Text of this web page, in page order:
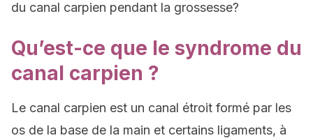
du canal carpien pendant la grossesse?
Qu’est-ce que le syndrome du
canal carpien ?
Le canal carpien est un canal étroit formé par les
os de la base de la main et certains ligaments, à